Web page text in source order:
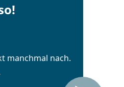
manchmal nach.